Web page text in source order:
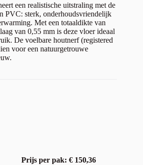
een realistische uitstraling met de
PVC: sterk, onderhoudsvriendelijk
Met een totaaldikte van
van 0,55 mm is deze vloer ideaal
De voelbare houtnerf (registered
voor een natuurgetrouwe
Prijs per pak: € 150,36